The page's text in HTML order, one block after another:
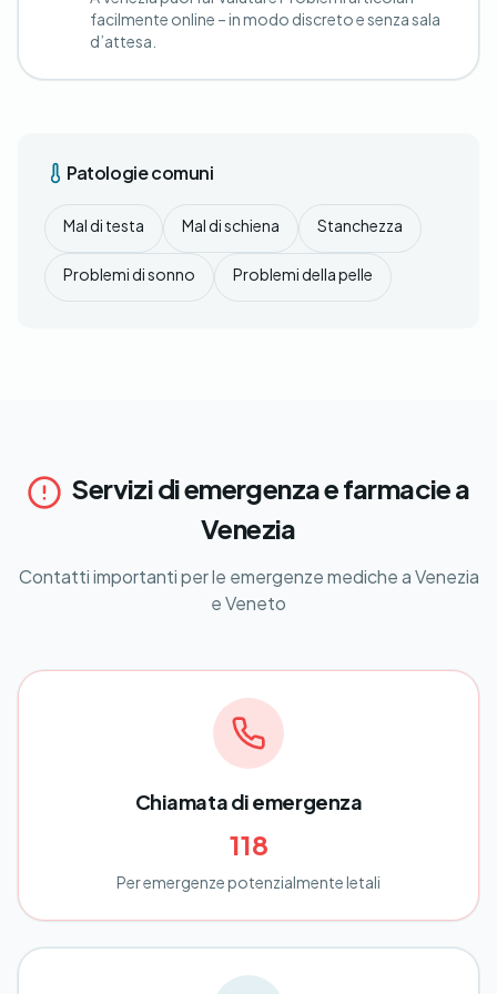
facilmente online – in modo discreto e senza sala
d’attesa.
Patologie comuni
Mal di testa Mal di schiena Stanchezza
Problemi di sonno Problemi della pelle
Servizi di emergenza e farmacie a
Venezia
Contatti importanti per le emergenze mediche a Venezia
e Veneto
Chiamata di emergenza
118
Per emergenze potenzialmente letali